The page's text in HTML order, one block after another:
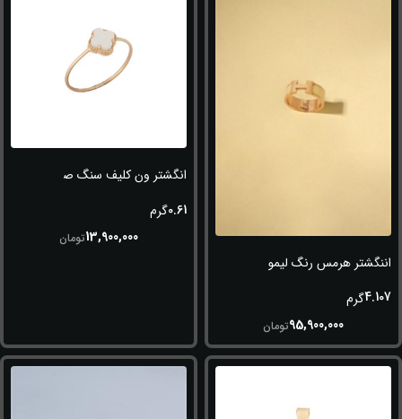
اننگشتر هرمس رنگ لیمویی
4.107گرم
95,900,000تومان
انگشتر ون کلیف سنگ صدفی
0.61گرم
13,900,000تومان